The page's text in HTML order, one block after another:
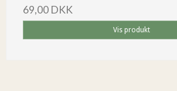
69,00 DKK
Vis produkt